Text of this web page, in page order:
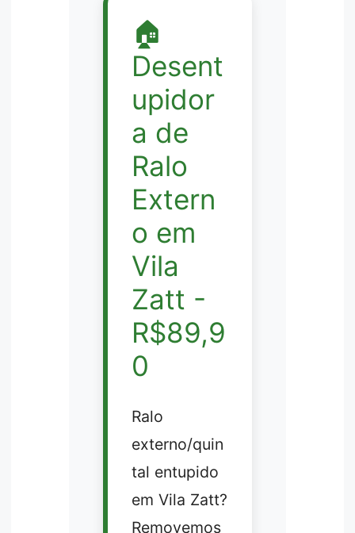
🏠
Desent
upidor
a de
Ralo
Extern
o em
Vila
Zatt -
R$89,9
0
Ralo
externo/quin
tal entupido
em Vila Zatt?
Removemos